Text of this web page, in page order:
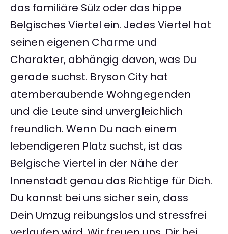
das familiäre Sülz oder das hippe
Belgisches Viertel ein. Jedes Viertel hat
seinen eigenen Charme und
Charakter, abhängig davon, was Du
gerade suchst. Bryson City hat
atemberaubende Wohngegenden
und die Leute sind unvergleichlich
freundlich. Wenn Du nach einem
lebendigeren Platz suchst, ist das
Belgische Viertel in der Nähe der
Innenstadt genau das Richtige für Dich.
Du kannst bei uns sicher sein, dass
Dein Umzug reibungslos und stressfrei